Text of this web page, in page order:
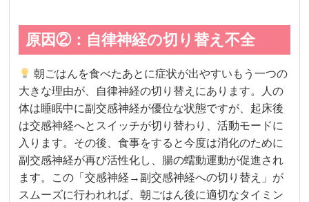
原因②：自律神経の切り替え不全
朝ごはんを食べたあとに症状が出やすいもう一つの
大きな理由が、自律神経の切り替えにあります。人の
体は睡眠中に副交感神経が優位な状態ですが、起床後
は交感神経へとスイッチが切り替わり、活動モードに
入ります。その後、食事をすると今度は消化のために
副交感神経が再び活性化し、腸の蠕動運動が促進され
ます。この「交感神経→副交感神経への切り替え」が
スムーズに行われれば、朝ごはん後に適切なタイミン